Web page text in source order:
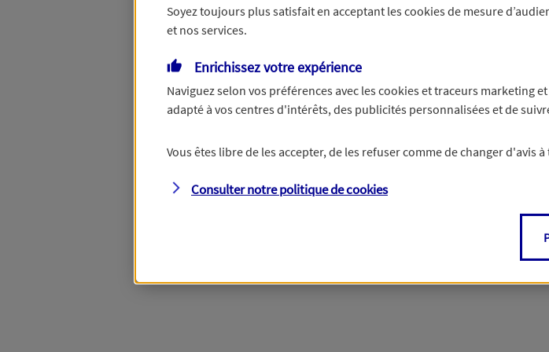
Vous disposez de droits sur les informations vous concernant. Pour
Soyez toujours plus satisfait en acceptant les cookies de mesure
et nos services.
Enrichissez votre expérience
Naviguez selon vos préférences avec les cookies et traceurs marketing
adapté à vos centres d'intérêts, des publicités personnalisées et de
Vous êtes libre de les accepter, de les refuser comme de changer d'avis
Consulter notre politique decookies